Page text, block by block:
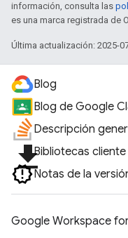
información, consulta las
es una marca registrada de
Última actualización: 2025-
Blog
Blog de Google
Descripción
file_downloadBibliotecas cliente
Notas de la
Google Workspace